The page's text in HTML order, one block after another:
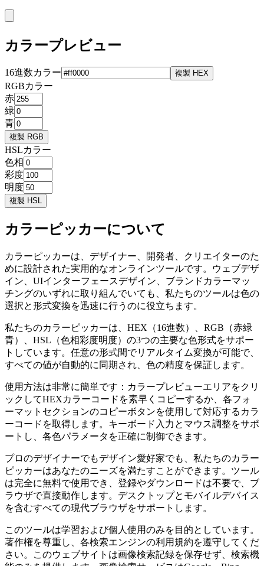
カラープレビュー
16進数カラー 複製 HEX
RGBカラー
赤
緑
青
複製 RGB
HSLカラー
色相
彩度
明度
複製 HSL
カラーピッカーについて
カラーピッカーは、デザイナー、開発者、クリエイターのた
めに設計された実用的なオンラインツールです。ウェブデザ
イン、UIインターフェースデザイン、ブランドカラーマッ
チングのいずれに取り組んでいても、私たちのツールは色の
選択と形式変換を迅速に行うのに役立ちます。
私たちのカラーピッカーは、HEX（16進数）、RGB（赤緑
青）、HSL（色相彩度明度）の3つの主要な色形式をサポー
トしています。任意の形式間でリアルタイム変換が可能で、
すべての値が自動的に同期され、色の精度を保証します。
使用方法は非常に簡単です：カラープレビューエリアをクリ
ックしてHEXカラーコードを素早くコピーするか、各フォ
ーマットセクションのコピーボタンを使用して対応するカラ
ーコードを取得します。キーボード入力とマウス調整をサポ
ートし、各色パラメータを正確に制御できます。
プロのデザイナーでもデザイン愛好家でも、私たちのカラー
ピッカーはあなたのニーズを満たすことができます。ツール
は完全に無料で使用でき、登録やダウンロードは不要で、ブ
ラウザで直接動作します。デスクトップとモバイルデバイス
を含むすべての現代ブラウザをサポートします。
このツールは学習および個人使用のみを目的としています。
著作権を尊重し、各検索エンジンの利用規約を遵守してくだ
さい。このウェブサイトは画像検索記録を保存せず、検索機